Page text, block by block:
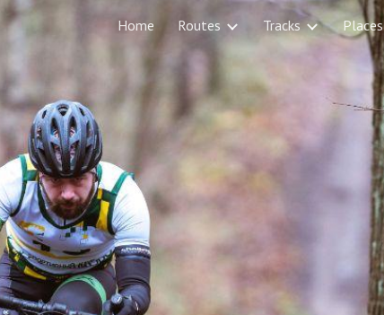
content Skip to navigation
Home Routes Tracks Places